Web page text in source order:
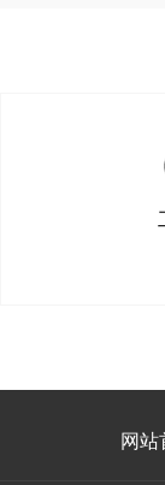
网站